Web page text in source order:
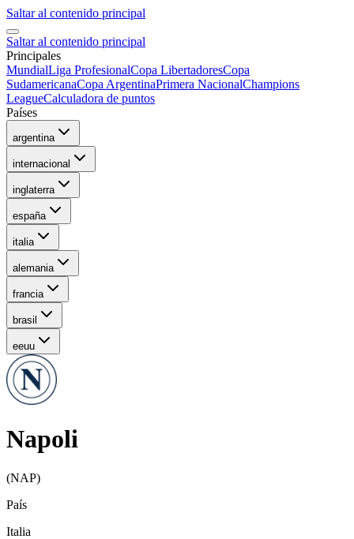
Saltar al contenido principal
Saltar al contenido principal
Principales
MundialLiga ProfesionalCopa LibertadoresCopa
SudamericanaCopa ArgentinaPrimera NacionalChampions
LeagueCalculadora de puntos
Países
argentina
internacional
inglaterra
españa
italia
alemania
francia
brasil
eeuu
Napoli
(NAP)
País
Italia